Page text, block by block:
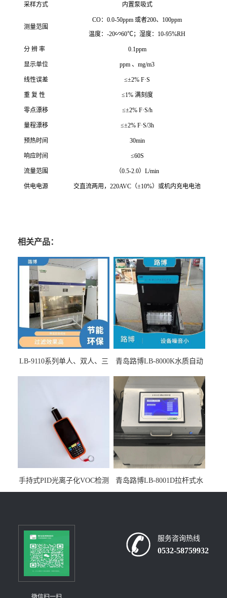
采样方式 内置泵吸式
测量范围
CO：0.0-50ppm 或者200、100ppm
温度：-20∽60℃；湿度：10-95%RH
分 辨 率 0.1ppm
显示单位 ppm 、mg/m3
线性误差 ≤±2% F·S
重 复 性 ≤1% 满刻度
零点漂移 ≤±2% F·S/h
量程漂移 ≤±2% F·S/3h
预热时间 30min
响应时间 ≤60S
流量范围 （0.5-2.0）L/min
供电电源 交直流两用，220AVC（±10%）或机内充电电池
相关产品：
LB-9110系列单人、双人、三
青岛路博LB-8000K水质自动
手持式PID光离子化VOC检测
仪（挥发性有机物设备）
青岛路博LB-8001D拉杆式水
质采样器
服务咨询热线
0532-58759932